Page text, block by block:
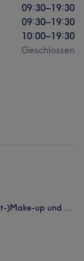
09:30–19:30
09:30–19:30
10:00–19:30
Geschlossen
MAKE-ME-UP Salzburg / Friseur, (Permanent-)Make-up und Typberatung